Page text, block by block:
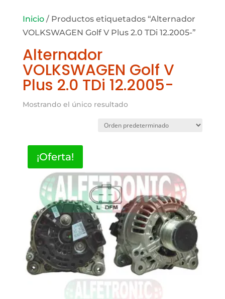
Inicio/ Productos etiquetados “Alternador
VOLKSWAGEN Golf V Plus 2.0 TDi 12.2005-”
Alternador
VOLKSWAGEN Golf V
Plus 2.0 TDi 12.2005-
Mostrando el único resultado
¡Oferta!